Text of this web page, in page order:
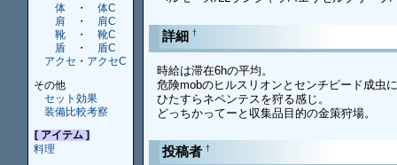
体
・
体C
肩
・
肩C
靴
・
靴C
盾
・
盾C
アクセ ・ アクセC
その他
セット効果
装備比較考察
[ アイテム ]
料理
詳細 †
時給は滞在6hの平均。
危険mobのヒルスリオンとセンチピード成虫
ひたすらネペンテスを狩る感じ。
どっちかってーと収集品目的の金策狩場。
投稿者 †